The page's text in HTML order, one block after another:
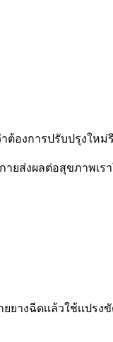
องการปรับปรุงใหม่
ายส่งผลต่อสุขภาพเ
ฉีดเเล้วใช้เเปรง